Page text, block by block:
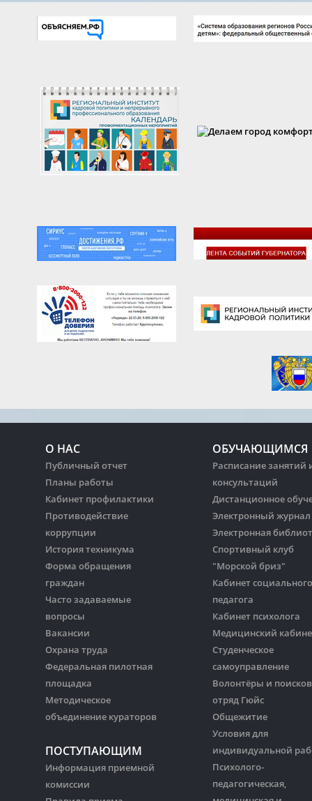
О НАС
Публичный отчет
Планы работы
Кабинет профилактики
Противодействие
коррупции
История техникума
Форма обращения
граждан
Часто задаваемые
вопросы
Вакансии
Охрана труда
Федеральная пилотная
площадка
Методическое
объединение кураторов
ПОСТУПАЮЩИМ
Информация приемной
комиссии
ОБУЧАЮЩИМСЯ
Расписание занятий
консультаций
Дистанционное
Электронный журнал
Электронная
Спортивный клуб
"Морской бриз"
Кабинет социального
педагога
Кабинет психолога
Медицинский
Студенческое
самоуправление
Волонтёры и
отряд Гюйс
Общежитие
Условия для
индивидуальной
Психолого-
педагогическая,